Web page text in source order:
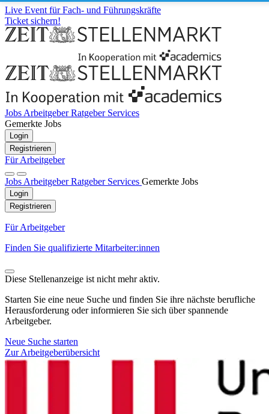
Live Event für Fach- und Führungskräfte
Ticket sichern!
Jobs ArbeitgeberRatgeber Services
Gemerkte Jobs
Login
Registrieren
Für Arbeitgeber
Jobs ArbeitgeberRatgeber Services Gemerkte Jobs
Login
Registrieren
Für Arbeitgeber
Finden Sie qualifizierte Mitarbeiter:innen
Diese Stellenanzeige ist nicht mehr aktiv.
Starten Sie eine neue Suche und finden Sie ihre nächste berufliche
Herausforderung oder informieren Sie sich über spannende
Arbeitgeber.
Neue Suche starten
Zur Arbeitgeberübersicht